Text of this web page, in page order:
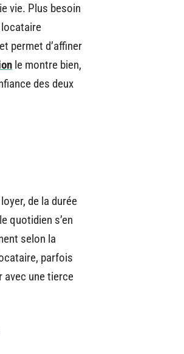
vie. Plus besoin
permet d’affiner
le montre bien,
des deux
de la durée
quotidien s’en
selon la
parfois
avec une tierce